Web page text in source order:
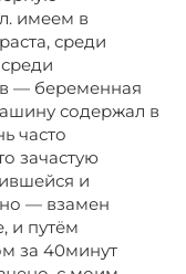
имеем в
среди
— беременная
содержал в
часто
зачастую
и
— взамен
и путём
за 40минут